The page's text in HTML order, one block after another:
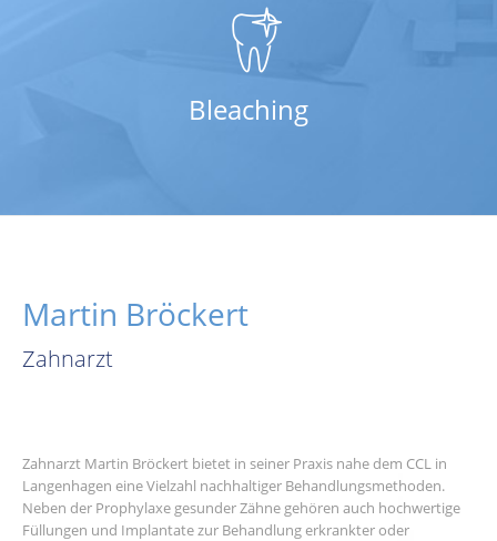
Bleaching
Martin Bröckert
Zahnarzt
Zahnarzt Martin Bröckert bietet in seiner Praxis nahe dem CCL in
Langenhagen eine Vielzahl nachhaltiger Behandlungsmethoden.
Neben der Prophylaxe gesunder Zähne gehören auch hochwertige
Füllungen und Implantate zur Behandlung erkrankter oder